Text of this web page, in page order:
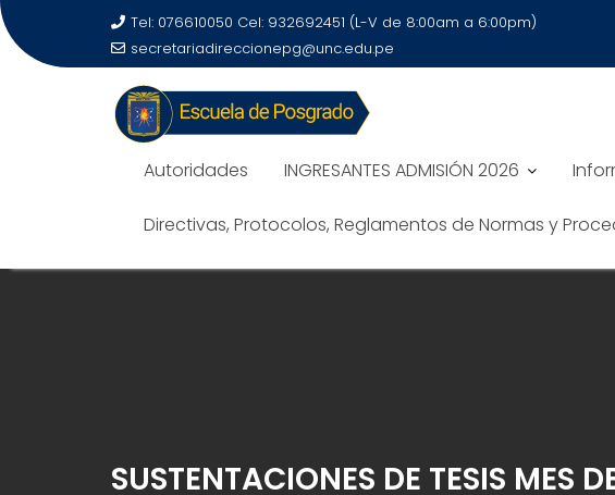
Tel: 076610050 Cel: 932692451 (L-V de 8:00am a 6:00pm)
secretariadireccionepg@unc.edu.pe
Autoridades INGRESANTES ADMISIÓN 2026
Directivas, Protocolos, Reglamentos de Normas y
SUSTENTACIONES DE TESIS MES